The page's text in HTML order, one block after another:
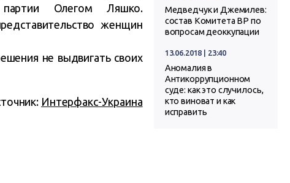
Олегом Ляшко.
женщин
не выдвигать своих
Интерфакс-Украина
Медведчук и Джемилев:
состав Комитета ВР по
вопросам деоккупации
13.06.2018 | 23:40
Аномалия в
Антикоррупционном
суде: как это случилось,
кто виноват и как
исправить